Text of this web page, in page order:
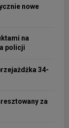
nowe
na
policji
34-
za